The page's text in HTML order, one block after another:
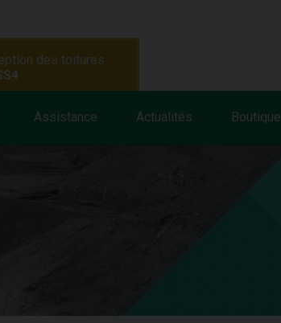
Assistance Actualités Boutique
des toitures